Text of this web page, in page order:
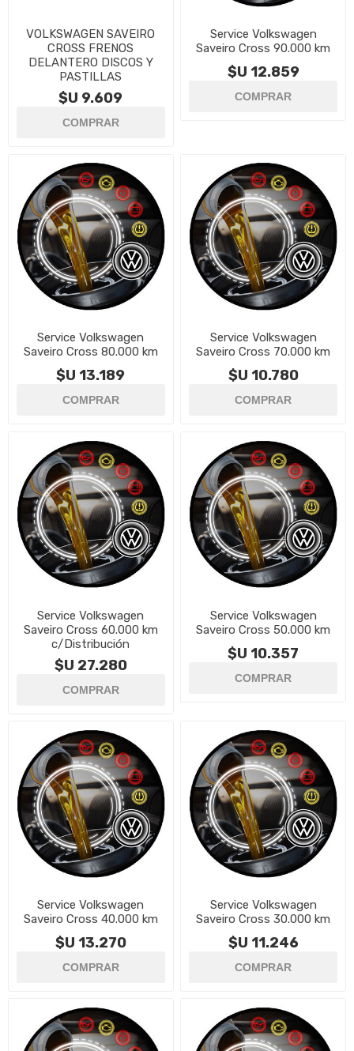
VOLKSWAGEN SAVEIRO
CROSS FRENOS
DELANTERO DISCOS Y
PASTILLAS
$U 9.609
Service Volkswagen
Saveiro Cross 90.000 km
$U 12.859
Service Volkswagen
Saveiro Cross 80.000 km
$U 13.189
Service Volkswagen
Saveiro Cross 70.000 km
$U 10.780
Service Volkswagen
Saveiro Cross 60.000 km
c/Distribución
$U 27.280
Service Volkswagen
Saveiro Cross 50.000 km
$U 10.357
Service Volkswagen
Saveiro Cross 40.000 km
$U 13.270
Service Volkswagen
Saveiro Cross 30.000 km
$U 11.246